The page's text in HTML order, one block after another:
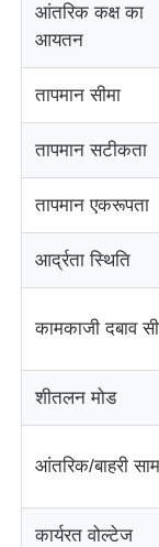
प्रभाव परीक्षण
रबर परीक्षण
जूते परीक्षण उपकरण
निर्माण सामग्री
पैकेजिंग परीक्षण
चिपकने वाला
कपड़ा परीक्षण मशीन
आंतरिक कक्ष का
आयतन
तापमान सीमा
तापमान सटीकता
तापमान एकरूपता
आर्द्रता स्थिति
कामकाजी दबाव
शीतलन मोड
आंतरिक/बाहरी
कार्यरत वोल्टेज